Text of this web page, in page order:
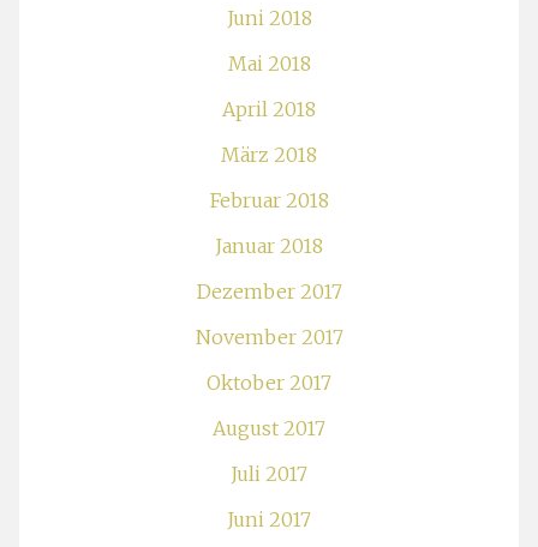
Juni 2018
Mai 2018
April 2018
März 2018
Februar 2018
Januar 2018
Dezember 2017
November 2017
Oktober 2017
August 2017
Juli 2017
Juni 2017